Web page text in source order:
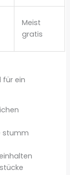
Meist
gratis
für ein
stumm